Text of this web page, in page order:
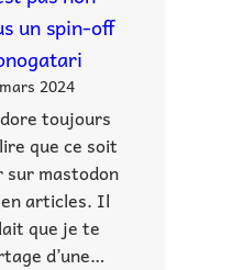
un spin-off
2024
toujours
que ce soit
sur mastodon
articles. Il
que je te
d’une…